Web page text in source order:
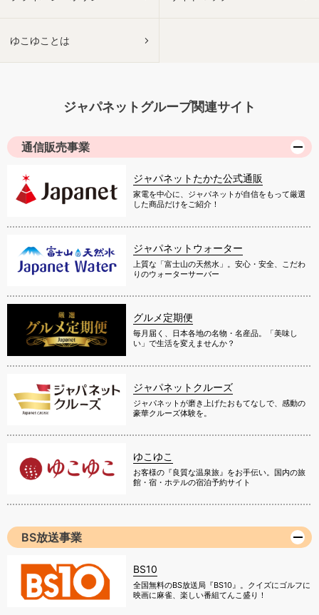
ゆこゆことは
ジャパネットグループ関連サイト
通信販売事業
ジャパネットたかた公式通販
家電を中心に、ジャパネットが自信をもって厳選
した商品だけをご紹介！
ジャパネットウォーター
上質な「富士山の天然水」。安心・安全、こだわ
りのウォーターサーバー
グルメ定期便
毎月届く、日本各地の名物・名産品。「美味し
い」で生活を変えませんか？
ジャパネットクルーズ
ジャパネットが磨き上げたおもてなしで、感動の
豪華クルーズ体験を。
ゆこゆこ
お客様の『良質な温泉旅』をお手伝い。国内の旅
館・宿・ホテルの宿泊予約サイト
BS放送事業
BS10
全国無料のBS放送局『BS10』。クイズにゴルフに
映画に麻雀、楽しい番組てんこ盛り！